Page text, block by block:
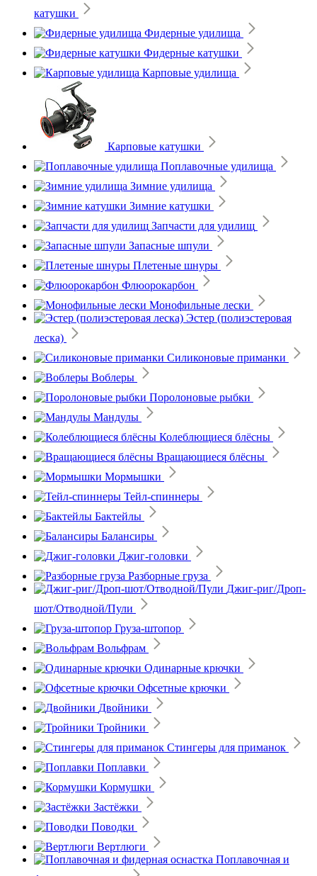
катушки
Фидерные удилища
Фидерные катушки
Карповые удилища
Карповые катушки
Поплавочные удилища
Зимние удилища
Зимние катушки
Запчасти для удилищ
Запасные шпули
Плетеные шнуры
Флюорокарбон
Монофильные лески
Эстер (полиэстеровая
леска)
Силиконовые приманки
Воблеры
Поролоновые рыбки
Мандулы
Колеблющиеся блёсны
Вращающиеся блёсны
Мормышки
Тейл-спиннеры
Бактейлы
Балансиры
Джиг-головки
Разборные груза
Джиг-риг/Дроп-
шот/Отводной/Пули
Груза-штопор
Вольфрам
Одинарные крючки
Офсетные крючки
Двойники
Тройники
Стингеры для приманок
Поплавки
Кормушки
Застёжки
Поводки
Вертлюги
Поплавочная и